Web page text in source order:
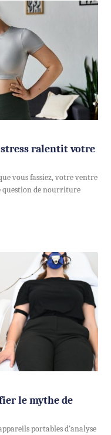
ralentit votre
vous fassiez, votre ventre
question de nourriture
le mythe de
portables d'analyse